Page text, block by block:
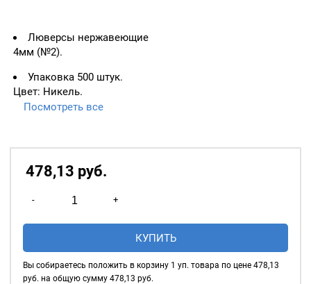
Люверсы нержавеющие
4мм (№2).
Упаковка 500 штук.
Цвет: Никель.
ВАЖНО:
ПО ВНУТРЕННЕМУ
люверсов
— укрепление
продеваются верёвки,
шнуры, тесьма, тросы и т.
используются для
Посмотреть все
478,13 руб.
-
товара
Люверсы
уп.
+
КУПИТЬ
Вы собираетесь положить в корзину 1 уп. товара по цене 478,13
руб. на общую сумму 478,13 руб.